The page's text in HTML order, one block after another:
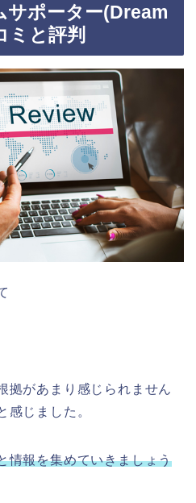
サポーター(Dream
と評判
拠があまり感じられません
感じました。
情報を集めていきましょう